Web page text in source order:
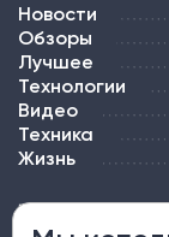
Новости
Обзоры
Лучшее
Технологии
Видео
Техника
Жизнь
ПОДПИСКА